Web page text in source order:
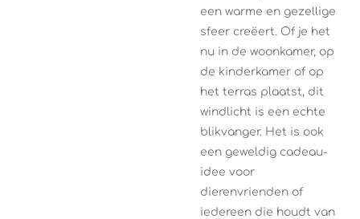
een warme en gezellige
sfeer creëert. Of je het
nu in de woonkamer, op
de kinderkamer of op
het terras plaatst, dit
windlicht is een echte
blikvanger. Het is ook
een geweldig cadeau-
idee voor
dierenvrienden of
iedereen die houdt van